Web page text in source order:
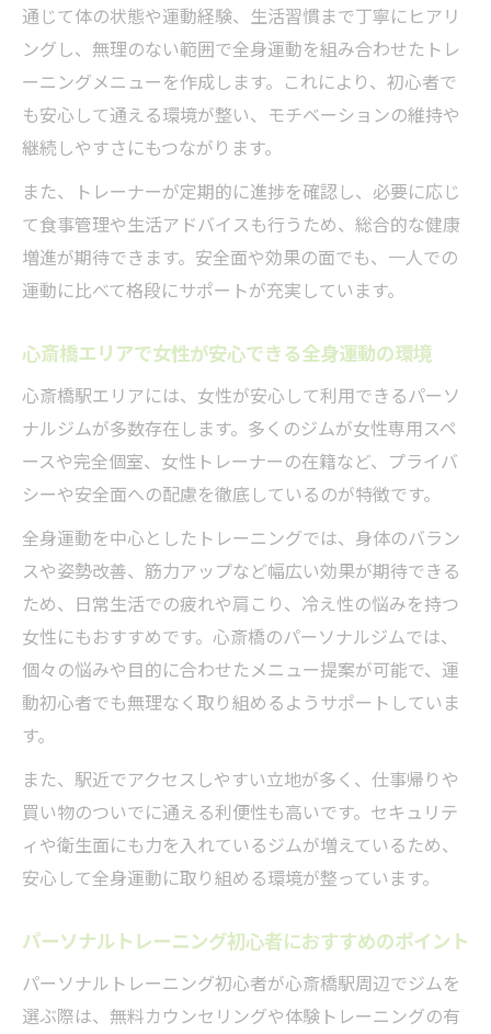
通じて体の状態や運動経験、生活習慣まで丁寧にヒアリ
ングし、無理のない範囲で全身運動を組み合わせたトレ
ーニングメニューを作成します。これにより、初心者で
も安心して通える環境が整い、モチベーションの維持や
継続しやすさにもつながります。
また、トレーナーが定期的に進捗を確認し、必要に応じ
て食事管理や生活アドバイスも行うため、総合的な健康
増進が期待できます。安全面や効果の面でも、一人での
運動に比べて格段にサポートが充実しています。
心斎橋エリアで女性が安心できる全身運動の環境
心斎橋駅エリアには、女性が安心して利用できるパーソ
ナルジムが多数存在します。多くのジムが女性専用スペ
ースや完全個室、女性トレーナーの在籍など、プライバ
シーや安全面への配慮を徹底しているのが特徴です。
全身運動を中心としたトレーニングでは、身体のバラン
スや姿勢改善、筋力アップなど幅広い効果が期待できる
ため、日常生活での疲れや肩こり、冷え性の悩みを持つ
女性にもおすすめです。心斎橋のパーソナルジムでは、
個々の悩みや目的に合わせたメニュー提案が可能で、運
動初心者でも無理なく取り組めるようサポートしていま
す。
また、駅近でアクセスしやすい立地が多く、仕事帰りや
買い物のついでに通える利便性も高いです。セキュリテ
ィや衛生面にも力を入れているジムが増えているため、
安心して全身運動に取り組める環境が整っています。
パーソナルトレーニング初心者におすすめのポイント
パーソナルトレーニング初心者が心斎橋駅周辺でジムを
選ぶ際は、無料カウンセリングや体験トレーニングの有